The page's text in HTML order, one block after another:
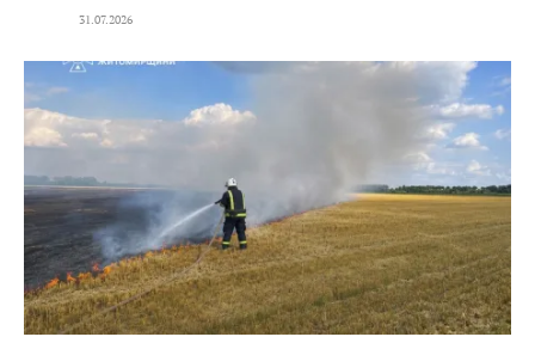
31.07.2026